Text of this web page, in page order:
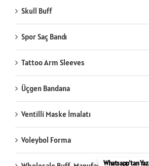
Skull Buff
Spor Saç Bandı
Tattoo Arm Sleeves
Üçgen Bandana
Ventilli Maske İmalatı
Voleybol Forma
Whatsapp'tan